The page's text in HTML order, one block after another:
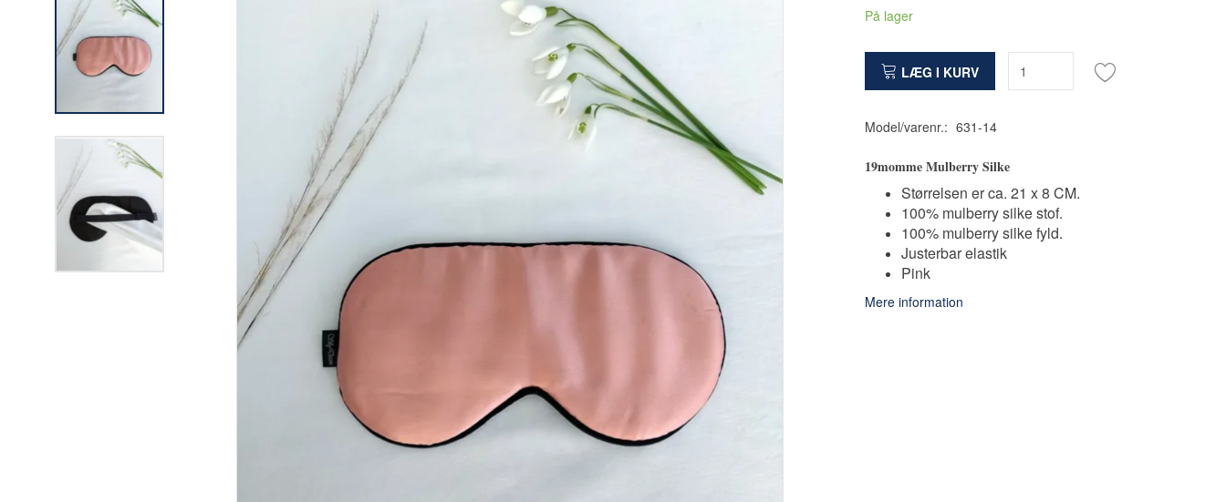
På lager
LÆG I KURV
Model/varenr.: 631-14
19momme Mulberry Silke
Størrelsen er ca. 21 x 8 CM.
100% mulberry silke stof.
100% mulberry silke fyld.
Justerbar elastik
Pink
Mere information